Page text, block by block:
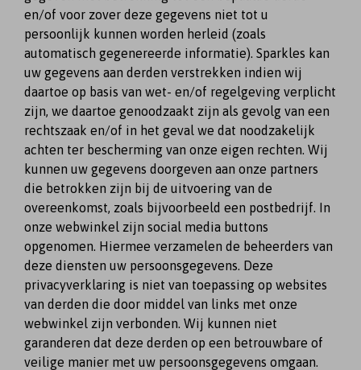
en/of voor zover deze gegevens niet tot u
persoonlijk kunnen worden herleid (zoals
automatisch gegenereerde informatie). Sparkles kan
uw gegevens aan derden verstrekken indien wij
daartoe op basis van wet- en/of regelgeving verplicht
zijn, we daartoe genoodzaakt zijn als gevolg van een
rechtszaak en/of in het geval we dat noodzakelijk
achten ter bescherming van onze eigen rechten. Wij
kunnen uw gegevens doorgeven aan onze partners
die betrokken zijn bij de uitvoering van de
overeenkomst, zoals bijvoorbeeld een postbedrijf. In
onze webwinkel zijn social media buttons
opgenomen. Hiermee verzamelen de beheerders van
deze diensten uw persoonsgegevens. Deze
privacyverklaring is niet van toepassing op websites
van derden die door middel van links met onze
webwinkel zijn verbonden. Wij kunnen niet
garanderen dat deze derden op een betrouwbare of
veilige manier met uw persoonsgegevens omgaan.